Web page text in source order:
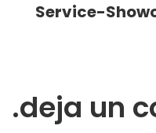
deja un